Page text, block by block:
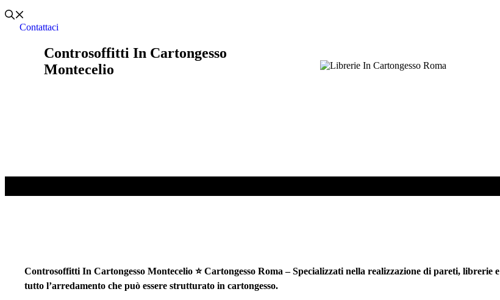
Contattaci
Controsoffitti In Cartongesso
Montecelio
Controsoffitti In Cartongesso Montecelio ⭐ Cartongesso Roma – Specializzati nella realizzazione di pareti, librerie e
tutto l’arredamento che può essere strutturato in cartongesso.